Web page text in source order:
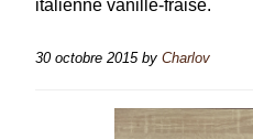
italienne vanille-fraise.
30 octobre 2015by Charlov